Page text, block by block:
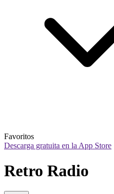
Favoritos
Descarga gratuita en la App Store